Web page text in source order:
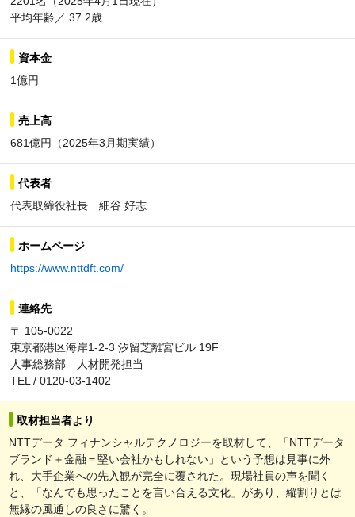
平均年齢／ 37.2歳
資本金
1億円
売上高
681億円（2025年3月期実績）
代表者
代表取締役社長 細谷 好志
ホームページ
https://www.nttdft.com/
連絡先
〒 105-0022
東京都港区海岸1-2-3 汐留芝離宮ビル 19F
人事総務部 人材開発担当
TEL / 0120-03-1402
取材担当者より
NTTデータ フィナンシャルテクノロジーを取材して、「NTTデータ
ブランド＋金融＝堅い会社かもしれない」という予想は見事に外
れ、大手企業への先入観が完全に覆された。現場社員の声を聞く
と、「なんでも思ったことを言い合える文化」があり、縦割りとは
無縁の風通しの良さに驚く。